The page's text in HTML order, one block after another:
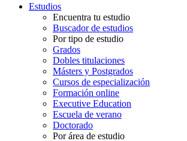
Estudios
Encuentra tu estudio
Buscador de estudios
Por tipo de estudio
Grados
Dobles titulaciones
Másters y Postgrados
Cursos de especialización
Formación online
Executive Education
Escuela de verano
Doctorado
Por área de estudio